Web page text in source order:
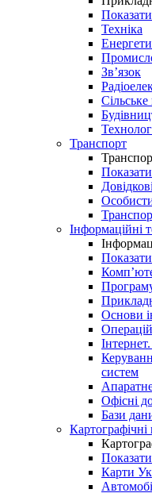
Показати
Техніка
Зв’язок
Транспорт
Показати
Інформаційні
Показати
Основи
систем
Офісні
Бази
Показати
Карти